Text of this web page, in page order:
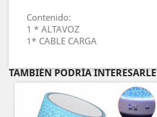
Contenido:
1 * ALTAVOZ
1* CABLE CARGA
TAMBIÉN PODRÍA INTERESARLE